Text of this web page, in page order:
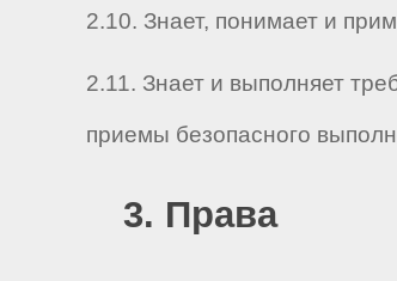
2.10. Знает, понимает и
2.11. Знает и выполняет
приемы безопасного
3. Права